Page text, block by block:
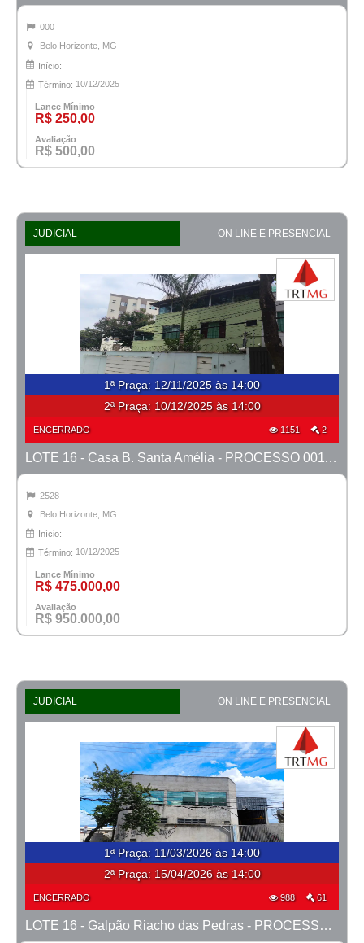
000
Belo Horizonte, MG
Início:
Término: 10/12/2025
Lance Mínimo
R$ 250,00
Avaliação
R$ 500,00
JUDICIAL ON LINE E PRESENCIAL
1ª Praça: 12/11/2025 às 14:00
2ª Praça: 10/12/2025 às 14:00
ENCERRADO 1151 2
LOTE 16 - Casa B. Santa Amélia - PROCESSO 0011392-75.2017-19ª BH
2528
Belo Horizonte, MG
Início:
Término: 10/12/2025
Lance Mínimo
R$ 475.000,00
Avaliação
R$ 950.000,00
JUDICIAL ON LINE E PRESENCIAL
1ª Praça: 11/03/2026 às 14:00
2ª Praça: 15/04/2026 às 14:00
ENCERRADO 988 61
LOTE 16 - Galpão Riacho das Pedras - PROCESSO 0010470-50.2018-6ª CONTAGEM